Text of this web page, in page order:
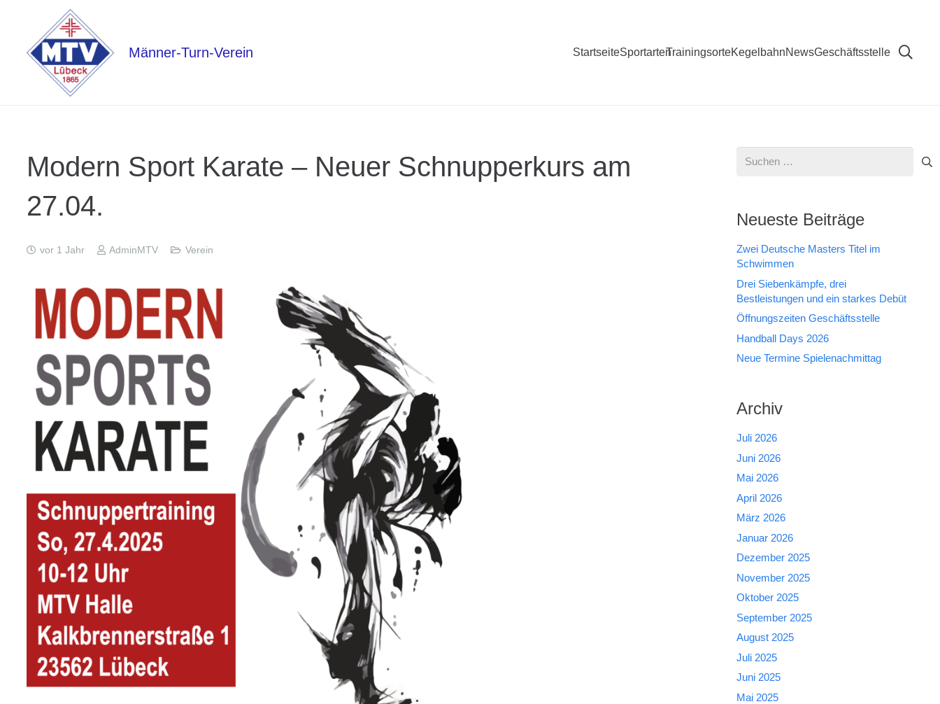
Männer-Turn-Verein StartseiteSportartenTrainingsorteKegelbahnNewsGeschäftsstelle
Modern Sport Karate – Neuer Schnupperkurs am
27.04.
vor 1 Jahr AdminMTV Verein
Suchen
Neueste Beiträge
Zwei Deutsche Masters Titel im
Schwimmen
Drei Siebenkämpfe, drei
Bestleistungen und ein starkes Debüt
Öffnungszeiten Geschäftsstelle
Handball Days 2026
Neue Termine Spielenachmittag
Archiv
Juli 2026
Juni 2026
Mai 2026
April 2026
März 2026
Januar 2026
Dezember 2025
November 2025
Oktober 2025
September 2025
August 2025
Juli 2025
Juni 2025
Mai 2025